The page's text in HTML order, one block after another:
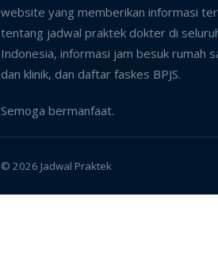
website yang memberikan informasi
tentang jadwal praktek dokter di
Indonesia, informasi jam besuk rumah
dan klinik, dan daftar faskes BPJS.
Semoga bermanfaat.
© 2026 Jadwal Praktek